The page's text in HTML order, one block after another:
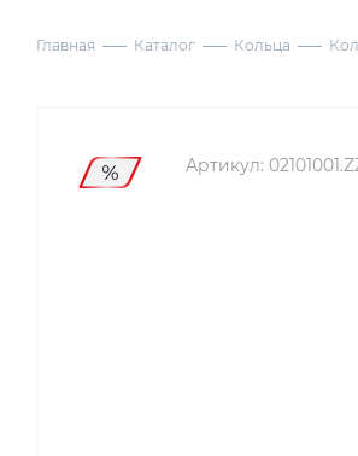
Главная Каталог Кольца
Артикул: